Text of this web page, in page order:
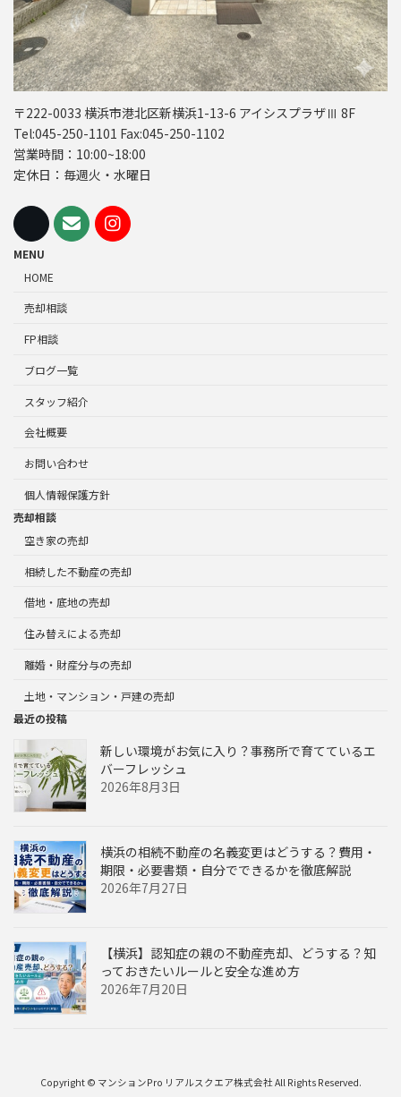
〒222-0033 横浜市港北区新横浜1-13-6 アイシスプラザⅢ 8F
Tel:045-250-1101 Fax:045-250-1102
営業時間：10:00~18:00
定休日：毎週火・水曜日
MENU
HOME
売却相談
FP相談
ブログ一覧
スタッフ紹介
会社概要
お問い合わせ
個人情報保護方針
売却相談
空き家の売却
相続した不動産の売却
借地・底地の売却
住み替えによる売却
離婚・財産分与の売却
土地・マンション・戸建の売却
最近の投稿
新しい環境がお気に入り？事務所で育てているエ
バーフレッシュ
2026年8月3日
横浜の相続不動産の名義変更はどうする？費用・
期限・必要書類・自分でできるかを徹底解説
2026年7月27日
【横浜】認知症の親の不動産売却、どうする？知
っておきたいルールと安全な進め方
2026年7月20日
Copyright © マンションPro リアルスクエア株式会社 All Rights Reserved.